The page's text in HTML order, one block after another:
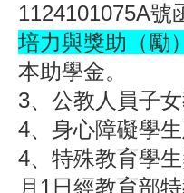
1124101075A號
培力與獎助（勵
本助學金。
3、公教人員子女
4、身心障礙學
4、特殊教育學
月1日經教育部